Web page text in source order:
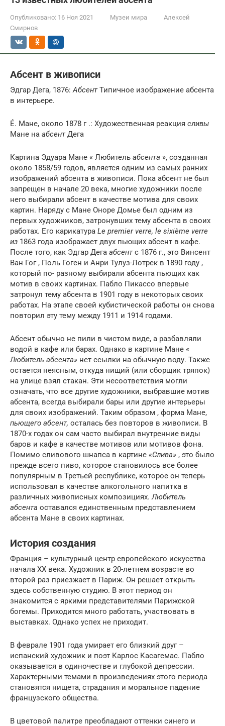
Опубликовано: 16 Ноя 2021 Музеи мира
Алексей
Смирнов
Абсент в живописи
Эдгар Дега, 1876:АбсентТипичное изображение абсента
в интерьере.
É. Мане, около 1878 г .: Художественная реакция сливы
Мане на абсентДега
Картина Эдуара Мане « Любитель абсента », созданная
около 1858/59 годов, является одним из самых ранних
изображений абсента в живописи. Пока абсент не был
запрещен в начале 20 века, многие художники после
него выбирали абсент в качестве мотива для своих
картин. Наряду с Мане Оноре Домье был одним из
первых художников, затронувших тему абсента в своих
работах. Его карикатура Le premier verre, le sixième verre
из 1863 года изображает двух пьющих абсент в кафе.
После того, как Эдгар Дега абсентс 1876 г., это Винсент
Ван Гог, Поль Гоген и Анри Тулуз-Лотрек в 1890 году ,
который по- разному выбирали абсента пьющих как
мотив в своих картинах. Пабло Пикассо впервые
затронул тему абсента в 1901 году в некоторых своих
работах. На этапе своей кубистической работы он снова
повторил эту тему между 1911 и 1914 годами.
Абсент обычно не пили в чистом виде, а разбавляли
водой в кафе или барах. Однако в картине Мане «
Любитель абсента» нет ссылки на обычную воду. Также
остается неясным, откуда нищий (или сборщик тряпок)
на улице взял стакан. Эти несоответствия могли
означать, что все другие художники, выбравшие мотив
абсента, всегда выбирали бары или другие интерьеры
для своих изображений. Таким образом , форма Мане,
пьющего абсент, осталась без повторов в живописи. В
1870-х годах он сам часто выбирал внутренние виды
баров и кафе в качестве мотивов или мотивов фона.
Помимо сливового шнапса в картине «Слива» , это было
прежде всего пиво, которое становилось все более
популярным в Третьей республике, которое он теперь
использовал в качестве алкогольного напитка в
различных живописных композициях.Любитель
абсента оставался единственным представлением
абсента Мане в своих картинах.
История создания
Франция – культурный центр европейского искусства
начала XX века. Художник в 20-летнем возрасте во
второй раз приезжает в Париж. Он решает открыть
здесь собственную студию. В этот период он
знакомится с яркими представителями Парижской
богемы. Приходится много работать, участвовать в
выставках. Однако успех не приходит.
В феврале 1901 года умирает его близкий друг –
испанский художник и поэт Карлос Касагемас. Пабло
оказывается в одиночестве и глубокой депрессии.
Характерными темами в произведениях этого периода
становятся нищета, страдания и моральное падение
французского общества.
В цветовой палитре преобладают оттенки синего и